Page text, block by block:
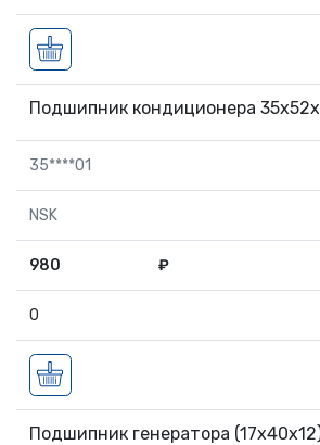
Подшипник кондиционера
35****01
NSK
980 ₽
0
Подшипник генератора